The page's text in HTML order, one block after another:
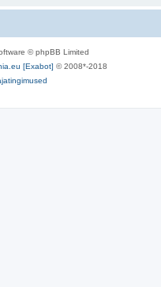
© phpBB Limited
[Exabot] © 2008*-2018